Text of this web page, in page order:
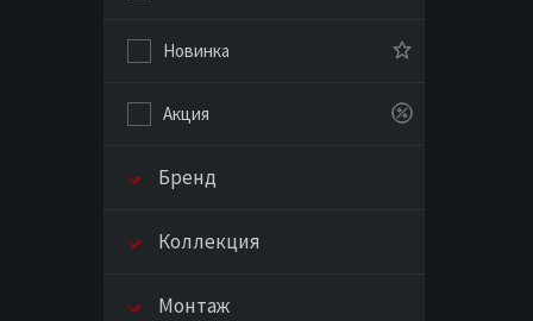
Новинка
Акция
Бренд
Коллекция
Монтаж